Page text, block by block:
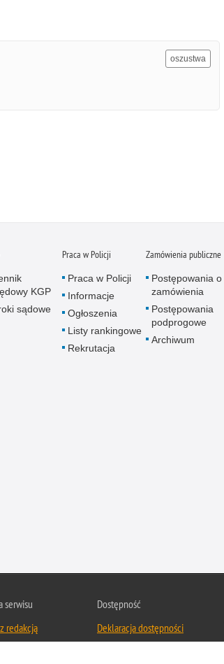
oszustwa
KGP
sądowe
Praca w Policji
Praca w Policji
Informacje
Ogłoszenia
Listy rankingowe
Rekrutacja
Zamówienia publiczne
Postępowania o
zamówienia
Postępowania
podprogowe
Archiwum
serwisu
redakcją
Dostępność
Deklaracja dostępności